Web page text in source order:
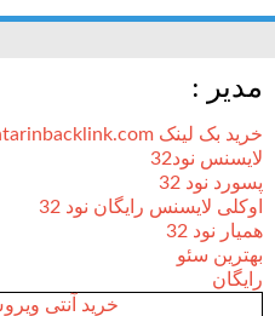
مدیر :
خرید بک لینک behtarinbacklink.com
لایسنس نود32
پسورد نود 32
اوکلی لایسنس رایگان نود 32
همیار نود 32
بهترین سئو
رایگان
خرید آنتی